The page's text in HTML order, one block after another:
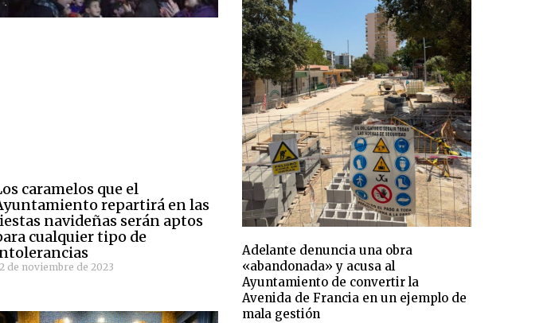
caramelos que el
repartirá en las
navideñas serán aptos
cualquier tipo de
de noviembre de 2023
Adelante denuncia una obra
«abandonada» y acusa al
Ayuntamiento de convertir la
Avenida de Francia en un ejemplo de
mala gestión